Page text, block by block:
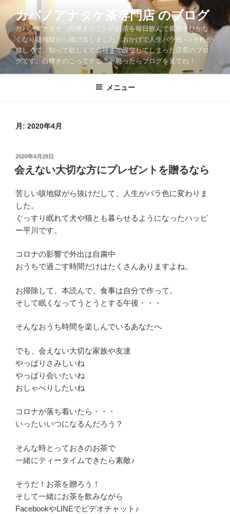
テ
ツ
カバノアナタケ茶専門店 のブログ
カバノアナタケ（白樺きのこ）のお茶を毎日飲んで風邪をひかな
くなり咳地獄から抜け出しました。おかげで人生バラ色～♪それが
嬉しくて、知って欲しくて会社まで設立してしまった店長のブロ
グです。白樺きのこってナニ？と思ったらブログを見てね！
メニュー
月: 2020年4月
投
稿
日:
2020年4月29日
会えない大切な方にプレゼントを贈るなら
苦しい咳地獄がら抜けだして、人生がバラ色に変わりま
した。
ぐっすり眠れて犬や猫とも暮らせるようになったハッピ
ー平川です。
コロナの影響で外出は自粛中
おうちで過ごす時間だけはたくさんありますよね。
お掃除して、本読んで、食事は自分で作って。
そして眠くなってうとうとする午後・・・
そんなおうち時間を楽しんでいるあなたへ
でも、会えない大切な家族や友達
やっぱりさみしいね
やっぱり会いたいね
おしゃべりしたいね
コロナが落ち着いたら・・・
いったいいつになるんだろう？
そんな時とっておきのお茶で
一緒にティータイムできたら素敵♪
そうだ！お茶を贈ろう！
そして一緒にお茶を飲みながら
FacebookやLINEでビデオチャット♪